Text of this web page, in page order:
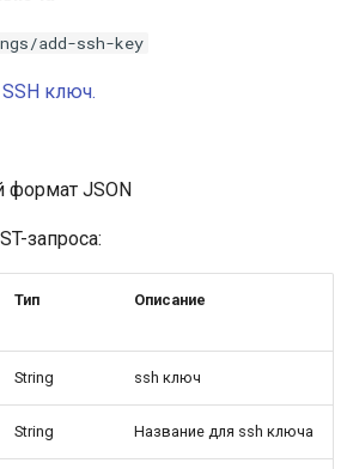
Push-операции
РБПО как встроенная
процесс
инженерных практик на
контуров и продуктов
инженерного потока на
координации между
Поддержка типовых
add-ssh-key
SSH ключ.
JSON
запроса:
Тип Описание
String ssh ключ
String Название для ssh ключа